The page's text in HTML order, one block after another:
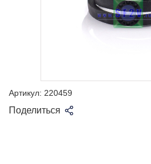
Артикул: 220459
Поделиться